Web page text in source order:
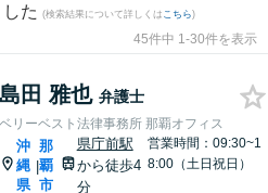
た (検索結果について詳しくは こちら)
45件中 1-30件を表示
島田 雅也 弁護士
ベリーベスト法律事務所 那覇オフィス
沖
縄
県
|
那
覇
市
県庁前駅
から徒歩4
分
営業時間：09:30~1
8:00（土日祝日）